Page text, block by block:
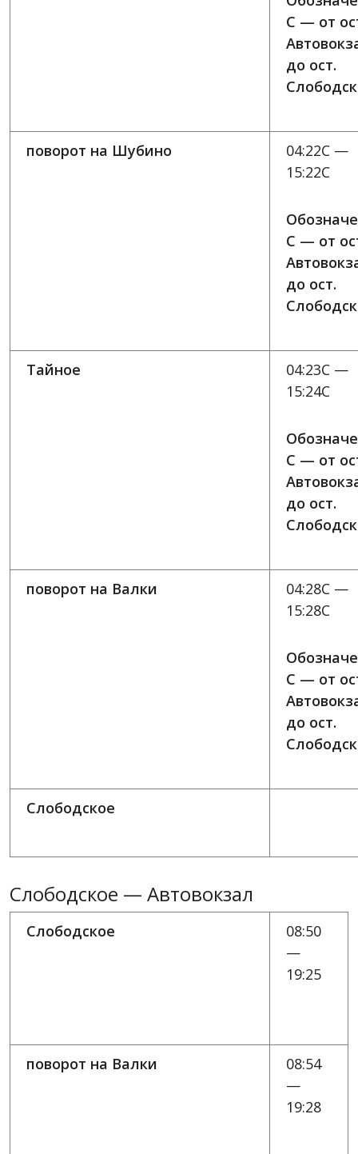
C — от
до ост.
поворот на Шубино
04:22C —
15:22C
C — от
до ост.
Тайное
04:23C —
15:24C
C — от
до ост.
поворот на Валки
04:28C —
15:28C
C — от
до ост.
Слободское
Слободское — Автовокзал
Слободское
08:50
—
19:25
поворот на Валки
08:54
—
19:28